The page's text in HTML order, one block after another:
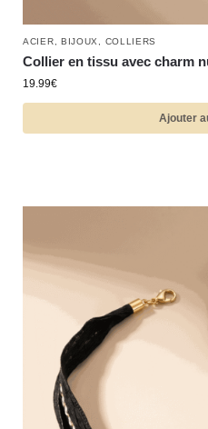
ACIER BIJOUX COLLIERS
Collier en tissu avec charm
19.99€
Ajouter